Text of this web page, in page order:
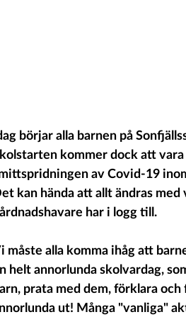
börjar alla barnen på
kommer dock att
av Covid-19
kan hända att allt ändras
har i logg till.
måste alla komma ihåg att
helt annorlunda skolvardag,
prata med dem, förklara
ut! Många "vanliga"